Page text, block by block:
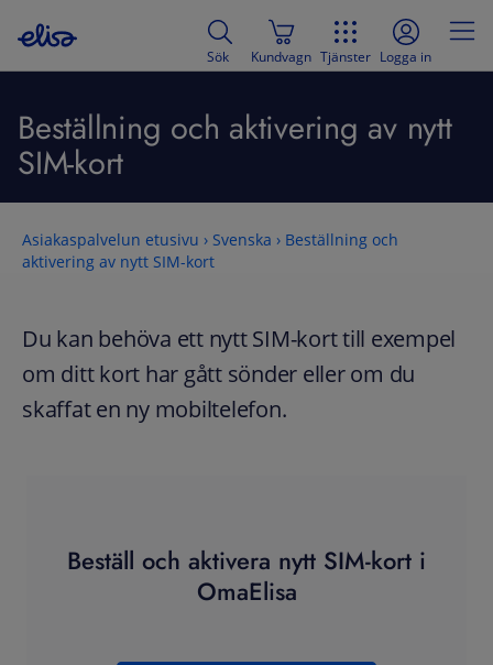
Sök Kundvagn Tjänster Logga in
Beställning och aktivering av nytt
SIM-kort
Asiakaspalvelun etusivu › Svenska › Beställning och
aktivering av nytt SIM-kort
Du kan behöva ett nytt SIM-kort till exempel
om ditt kort har gått sönder eller om du
skaffat en ny mobiltelefon.
Beställ och aktivera nytt SIM-kort i
OmaElisa